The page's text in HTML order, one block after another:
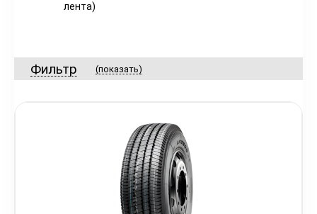
лента)
Фильтр (показать)